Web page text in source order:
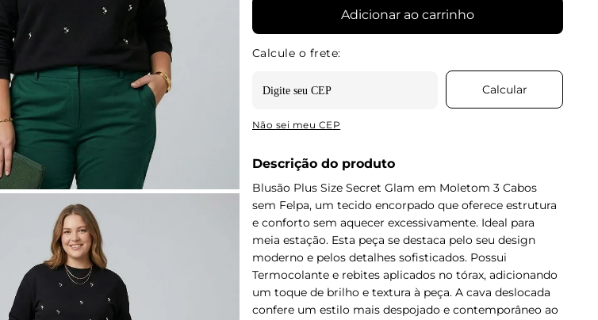
Adicionar ao carrinho
Não sei meu CEP
Descrição do produto
Blusão Plus Size Secret Glam em Moletom 3 Cabos
sem Felpa, um tecido encorpado que oferece estrutura
e conforto sem aquecer excessivamente. Ideal para
meia estação. Esta peça se destaca pelo seu design
moderno e pelos detalhes sofisticados. Possui
Termocolante e rebites aplicados no tórax, adicionando
um toque de brilho e textura à peça. A cava deslocada
confere um estilo mais despojado e contemporâneo ao